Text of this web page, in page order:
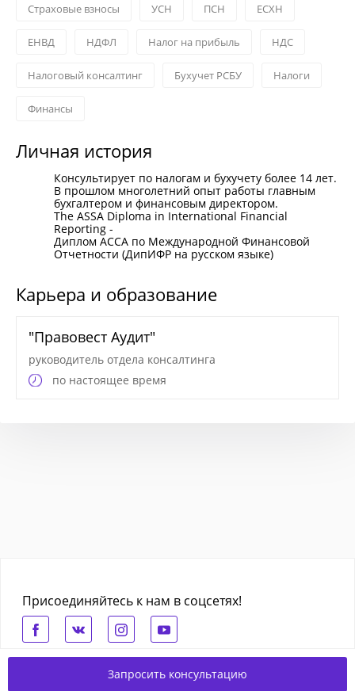
Запросить консультацию
Страховые взносы УСН ПСН ЕСХН
ЕНВД НДФЛ Налог на прибыль НДС
Налоговый консалтинг Бухучет РСБУ Налоги
Финансы
Личная история
Консультирует по налогам и бухучету более 14 лет.
В прошлом многолетний опыт работы главным
бухгалтером и финансовым директором.
The ASSA Diploma in International Financial
Reporting -
Диплом АССА по Международной Финансовой
Отчетности (ДипИФР на русском языке)
Карьера и образование
"Правовест Аудит"
руководитель отдела консалтинга
по настоящее время
Присоединяйтесь к нам в соцсетях!